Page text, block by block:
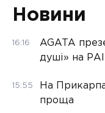
Новини
16:16
AGATA
душі» на
15:55
На
проща